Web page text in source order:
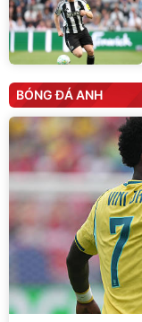
BÓNG ĐÁ ANH